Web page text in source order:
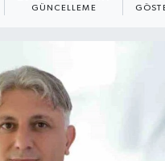
GÜNCELLEME